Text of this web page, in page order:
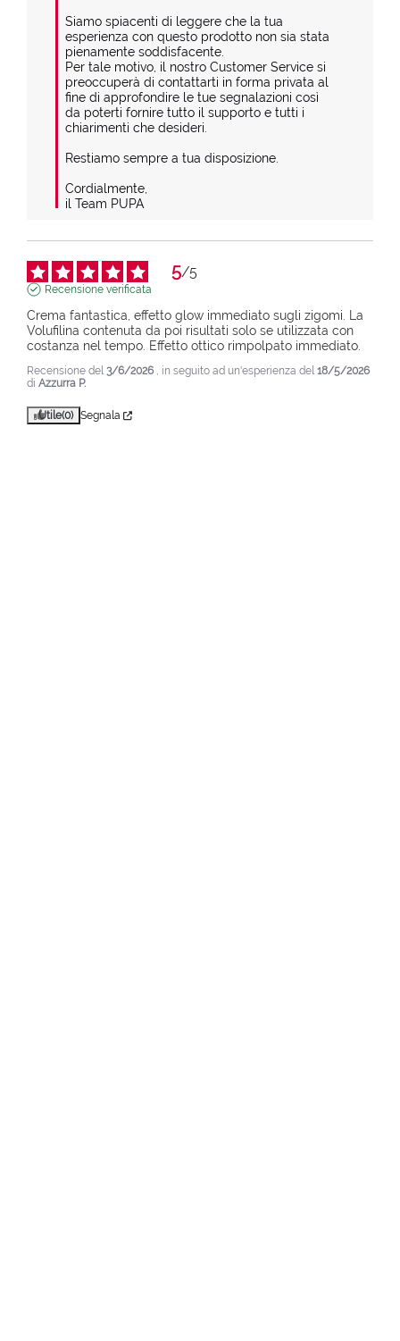
Siamo spiacenti di leggere che la tua
esperienza con questo prodotto non sia stata
pienamente soddisfacente.
Per tale motivo, il nostro Customer Service si
preoccuperà di contattarti in forma privata al
fine di approfondire le tue segnalazioni così
da poterti fornire tutto il supporto e tutti i
chiarimenti che desideri.
Restiamo sempre a tua disposizione.
Cordialmente,
il Team PUPA
5/5
Recensione verificata
Crema fantastica, effetto glow immediato sugli zigomi. La
Volufilina contenuta da poi risultati solo se utilizzata con
costanza nel tempo. Effetto ottico rimpolpato immediato.
Recensione del 3/6/2026 , in seguito ad un'esperienza del 18/5/2026
di Azzurra P.
Utile(0) Segnala